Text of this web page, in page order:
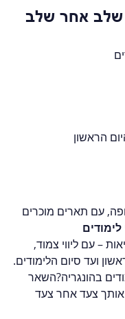
שלב אחר שלב
הראשון
עם תארים מוכרים
לימודים
– עם ליווי צמוד,
ועד סיום הלימודים.
בהונגריה?השאר
אותך צעד אחר צעד